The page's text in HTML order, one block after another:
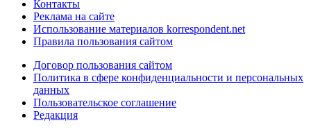
Контакты
Реклама на сайте
Использование материалов korrespondent.net
Правила пользования сайтом
Договор пользования сайтом
Политика в сфере конфиденциальности и персональных
данных
Пользовательское соглашение
Редакция